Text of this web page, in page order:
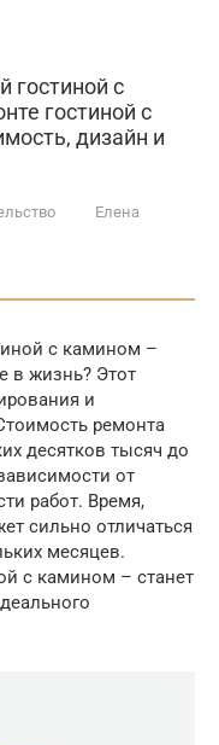
гостиной с
гостиной с
дизайн и
Елена
с камином –
в жизнь? Этот
и
ремонта
десятков тысяч до
от
работ. Время,
сильно отличаться
месяцев.
с камином – станет